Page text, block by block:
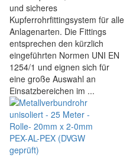
und sicheres
Kupferrohrfittingsystem für alle
Anlagenarten. Die Fittings
entsprechen den kürzlich
eingeführten Normen UNI EN
1254/1 und eignen sich für
eine große Auswahl an
Einsatzbereichen im ...